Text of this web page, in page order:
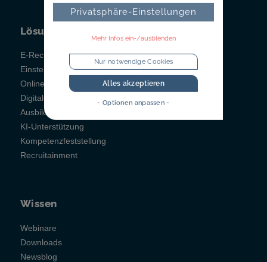
Lösungen
E-Recruiting
Einstellungstests
Online-Testsystem
Digitales Berichtsheft
Ausbildungsmanagement
KI-Unterstützung
Kompetenzfeststellung
Recruitainment
Wissen
Webinare
Downloads
Newsblog
Privatsphäre-Einstellungen
Mehr Infos ein-/ausblenden
Nur notwendige Cookies
Alles akzeptieren
- Optionen anpassen -